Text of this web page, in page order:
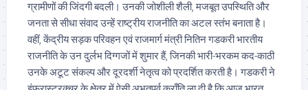
ग्रामीणों की जिंदगी बदली। उनकी जोशीली शैली, मजबूत उपस्थिति और
जनता से सीधा संवाद उन्हें राष्ट्रीय राजनीति का अटल स्तंभ बनाता है।
वहीं, केंद्रीय सड़क परिवहन एवं राजमार्ग मंत्री नितिन गडकरी भारतीय
राजनीति के उन दुर्लभ दिग्गजों में शुमार हैं, जिनकी भारी-भरकम कद-काठी
उनके अटूट संकल्प और दूरदर्शी नेतृत्व को प्रदर्शित करती है। गडकरी ने